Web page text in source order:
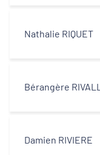
Nathalie RIQUET
Bérangère
Damien RIVIERE